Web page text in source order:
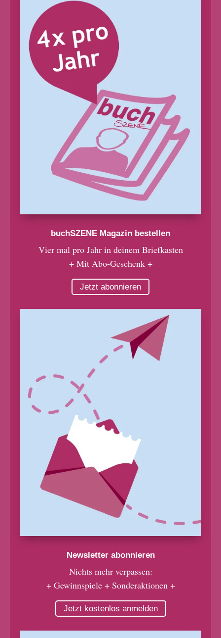
buchSZENE Magazin bestellen
Vier mal pro Jahr in deinem Briefkasten
+ Mit Abo-Geschenk +
Jetzt abonnieren
Newsletter abonnieren
Nichts mehr verpassen:
+ Gewinnspiele + Sonderaktionen +
Jetzt kostenlos anmelden